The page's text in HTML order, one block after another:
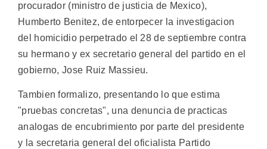
procurador (ministro de justicia de Mexico),
Humberto Benitez, de entorpecer la investigacion
del homicidio perpetrado el 28 de septiembre contra
su hermano y ex secretario general del partido en el
gobierno, Jose Ruiz Massieu.
Tambien formalizo, presentando lo que estima
"pruebas concretas", una denuncia de practicas
analogas de encubrimiento por parte del presidente
y la secretaria general del oficialista Partido